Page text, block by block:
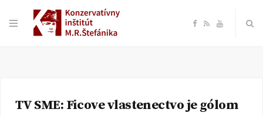
F
e
R Y
T
TV SME: Ficove vlastenectvo je gólom